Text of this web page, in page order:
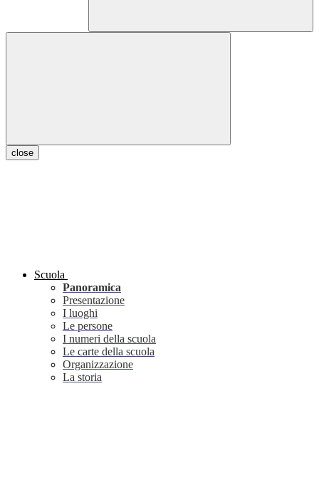
close
Scuola
Panoramica
Presentazione
I luoghi
Le persone
I numeri della scuola
Le carte della scuola
Organizzazione
La storia